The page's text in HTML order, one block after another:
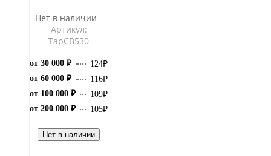
Нет в наличии
Артикул:
ТарCB530
от 30 000 ₽ 124₽
от 60 000 ₽
116₽
от 100 000 ₽
109₽
от 200 000 ₽
105₽
Нет в наличии